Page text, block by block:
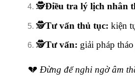
🕵️Điều tra lý lịch nhân
🕵️Tư vấn thủ tục: kiện
🕵️Tư vấn: giải pháp
💔 Đừng để nghi ngờ âm